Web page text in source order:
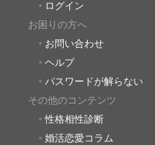
ログイン
お困りの方へ
お問い合わせ
ヘルプ
パスワードが解らない
その他のコンテンツ
性格相性診断
婚活恋愛コラム